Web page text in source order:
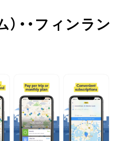
・・フィンラン